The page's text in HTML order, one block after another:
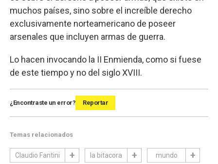
muchos países, sino sobre el increíble derecho
exclusivamente norteamericano de poseer
arsenales que incluyen armas de guerra.
Lo hacen invocando la II Enmienda, como si fuese
de este tiempo y no del siglo XVIII.
¿Encontraste un error? Reportar
Temas relacionados
Claudio Fantini la bitacora mundo